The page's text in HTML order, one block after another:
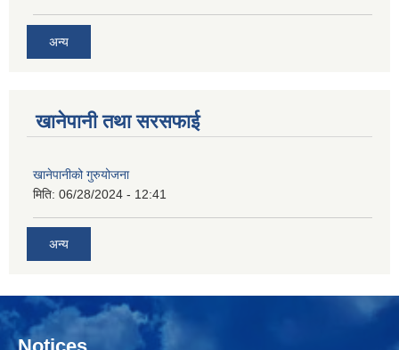
अन्य
खानेपानी तथा सरसफाई
खानेपानीको गुरुयोजना
मिति: 06/28/2024 - 12:41
अन्य